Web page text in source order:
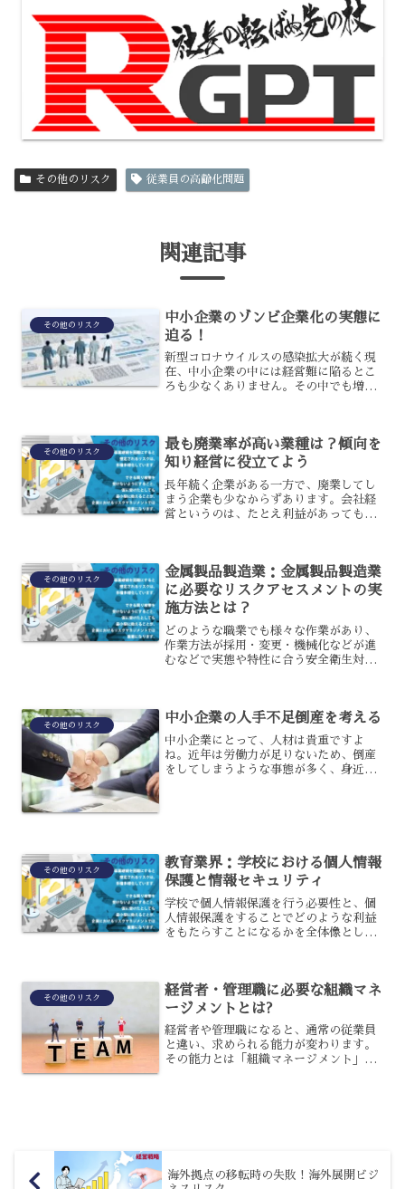
その他のリスク 従業員の高齢化問題
関連記事
その他のリスク
中小企業のゾンビ企業化の実態に
迫る！
新型コロナウイルスの感染拡大が続く現
在、中小企業の中には経営難に陥るとこ
ろも少なくありません。その中でも増え
どのくらい増えているのか...
その他のリスク
最も廃業率が高い業種は？傾向を
知り経営に役立てよう
長年続く企業がある一方で、廃業してし
まう企業も少なからずあります。会社経
営というのは、たとえ利益があっても存
率を業種別に見ていき、そ...
その他のリスク
金属製品製造業：金属製品製造業
に必要なリスクアセスメントの実
施方法とは？
どのような職業でも様々な作業があり、
作業方法が採用・変更・機械化などが進
むなどで実態や特性に合う安全衛生対策
リスクの除去や低減措置を...
その他のリスク 中小企業の人手不足倒産を考える
中小企業にとって、人材は貴重ですよ
ね。近年は労働力が足りないため、倒産
をしてしまうような事態が多く、身近に
その他のリスク
教育業界：学校における個人情報
保護と情報セキュリティ
学校で個人情報保護を行う必要性と、個
人情報保護をすることでどのような利益
をもたらすことになるかを全体像として
利用や流通が生じています...
その他のリスク
経営者・管理職に必要な組織マネ
ージメントとは?
経営者や管理職になると、通常の従業員
と違い、求められる能力が変わります。
その能力とは「組織マネージメント」。
海外拠点の移転時の失敗！海外展開ビジ